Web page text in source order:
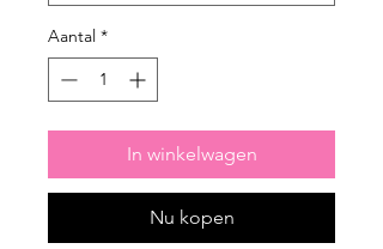
Aantal *
In winkelwagen
Nu kopen